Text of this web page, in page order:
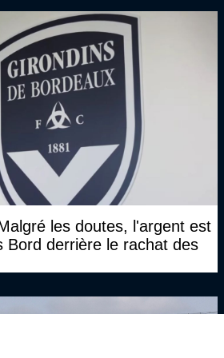
les doutes, l'argent est
Bord derrière le rachat des